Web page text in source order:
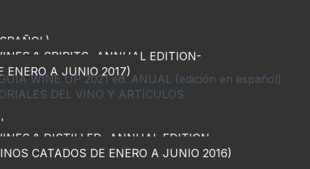
WINE UP 2021 ed. ANUAL (edición en español)
DEL VINO Y ARTÍCULOS
& SPIRITS -ANNUAL EDITION-
ENERO A JUNIO 2017)
& DISTILLED -ANNUAL EDITION-
CATADOS DE ENERO A JUNIO 2016)
Home Bonicaire